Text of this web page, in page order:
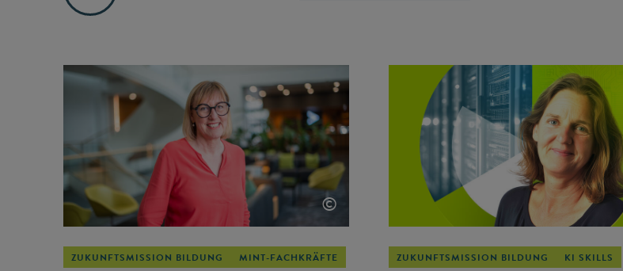
©
ZUKUNFTSMISSION BILDUNG MINT-FACHKRÄFTE ZUKUNFTSMISSION BILDUNG KI SKILLS